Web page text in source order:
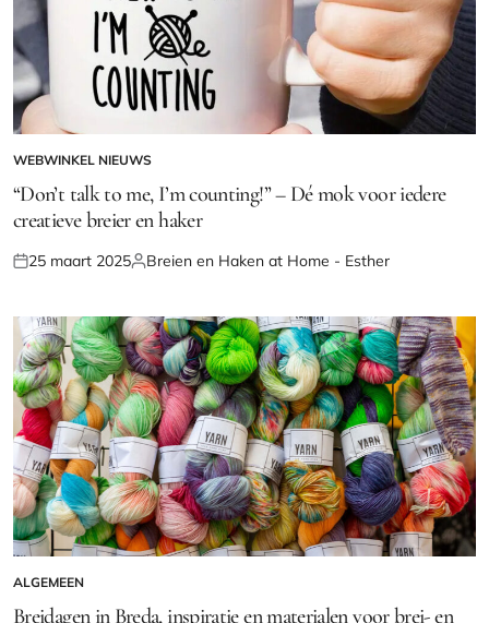
GEPLAATST
IN
WEBWINKEL NIEUWS
“Don’t talk to me, I’m counting!” – Dé mok voor iedere
creatieve breier en haker
Geplaatst
25 maart 2025Geplaatst
Breien en Haken at Home - Esther
GEPLAATST
IN
ALGEMEEN
Breidagen in Breda, inspiratie en materialen voor brei- en